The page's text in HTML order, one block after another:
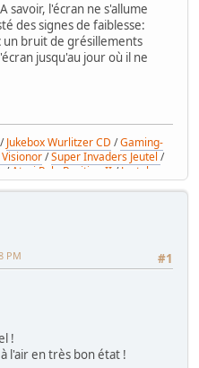
A savoir, l'écran ne s'allume
des signes de faiblesse:
un bruit de grésillements
jusqu'au jour où il ne
/Jukebox Wurlitzer CD /Gaming-
/Super Invaders Jeutel /
/ Atari Pole Position II /Jeutel
#1
PM
!
l'air en très bon état !